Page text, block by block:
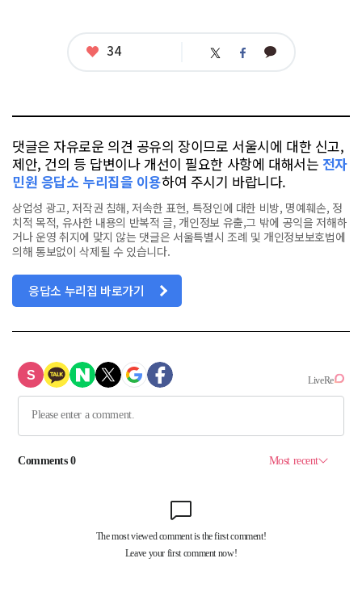
좋
34 트 페 카
댓글은 자유로운 의견 공유의 장이므로 서울시에 대한 신고,
제안, 건의 등 답변이나 개선이 필요한 사항에 대해서는 전자
민원 응답소 누리집을 이용하여 주시기 바랍니다.
상업성 광고, 저작권 침해, 저속한 표현, 특정인에 대한 비방, 명예훼손, 정
치적 목적, 유사한 내용의 반복적 글, 개인정보 유출,그 밖에 공익을 저해하
거나 운영 취지에 맞지 않는 댓글은 서울특별시 조례 및 개인정보보호법에
의해 통보없이 삭제될 수 있습니다.
응답소 누리집 바로가기